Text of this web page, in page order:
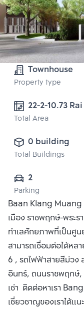
Townhouse
Property type
22-2-10.73 Rai
Total Area
0 building
Total Buildings
2
Parking
Baan Klang Muang
เมือง ราชพฤกษ์-พระร
ทำเลศักยภาพที่เป็นศูน
สามารถเชื่อมต่อได้หลา
6 , รถไฟฟ้าสายสีม่วง
อินทร์, ถนนราชพฤกษ์,
เช่า ติดต่อหาเรา
เชี่ยวชาญของเราได้แ